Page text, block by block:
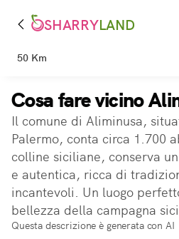
SHARRYLAND
50 Km
Cosa fare vicino
Il comune di Aliminusa,
Palermo, conta circa 1.700
colline siciliane, conserva
e autentica, ricca di
incantevoli. Un luogo
bellezza della campagna
Questa descrizione è generata con AI